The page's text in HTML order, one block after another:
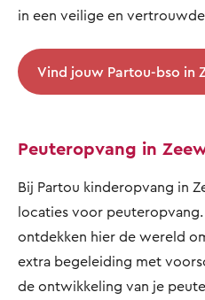
in een veilige en
Vind jouw Partou-bso in
Peuteropvang in
Bij Partou kinderopvang in
locaties voor
ontdekken hier de wereld
extra begeleiding met
de ontwikkeling van je